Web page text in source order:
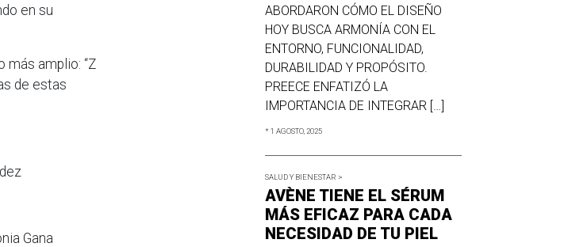
en su
más amplio: “Z
de estas
Gana
ABORDARON CÓMO EL DISEÑO
HOY BUSCA ARMONÍA CON EL
ENTORNO, FUNCIONALIDAD,
DURABILIDAD Y PROPÓSITO.
PREECE ENFATIZÓ LA
IMPORTANCIA DE INTEGRAR […]
* 1 AGOSTO, 2025
SALUD Y BIENESTAR >
AVÈNE TIENE EL SÉRUM
MÁS EFICAZ PARA CADA
NECESIDAD DE TU PIEL